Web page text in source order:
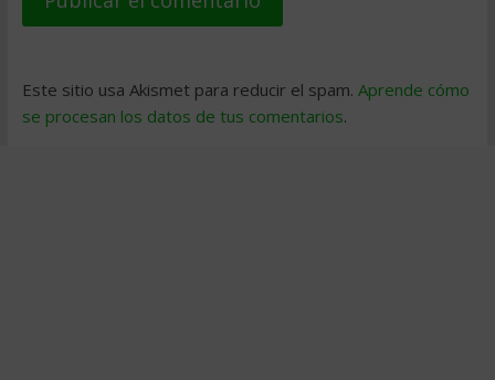
Este sitio usa Akismet para reducir el spam. Aprende cómo
se procesan los datos de tus comentarios.